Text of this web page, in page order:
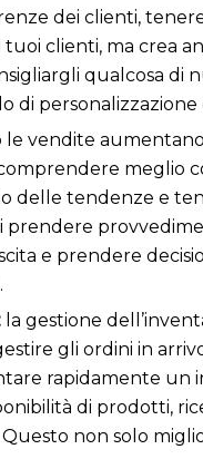
dei clienti,
tuoi clienti, ma crea
qualcosa di
di
vendite
meglio
delle tendenze e
e prendere
la gestione
gli ordini in
rapidamente un
di prodotti,
non solo